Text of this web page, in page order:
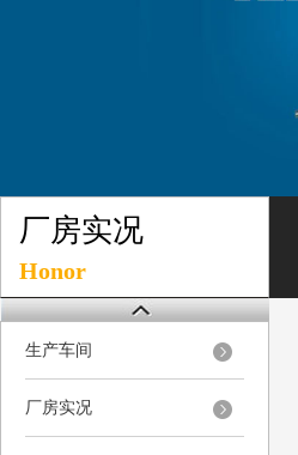
厂房实况
Honor
生产车间
厂房实况